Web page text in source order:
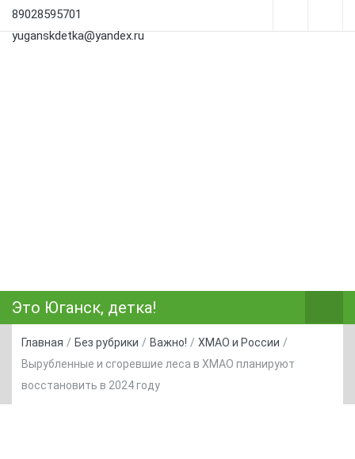
89028595701
yuganskdetka@yandex.ru
Это Юганск, детка!
Главная / Без рубрики / Важно! / ХМАО и России /
​Вырубленные и сгоревшие леса в ХМАО планируют
восстановить в 2024 году